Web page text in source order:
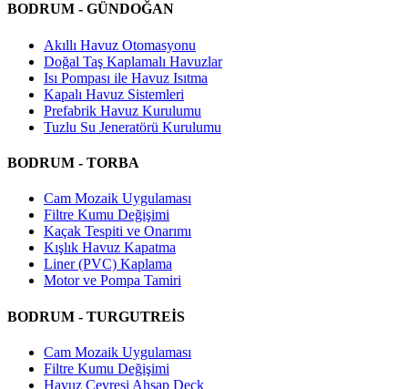
BODRUM - GÜNDOĞAN
Akıllı Havuz Otomasyonu
Doğal Taş Kaplamalı Havuzlar
Isı Pompası ile Havuz Isıtma
Kapalı Havuz Sistemleri
Prefabrik Havuz Kurulumu
Tuzlu Su Jeneratörü Kurulumu
BODRUM - TORBA
Cam Mozaik Uygulaması
Filtre Kumu Değişimi
Kaçak Tespiti ve Onarımı
Kışlık Havuz Kapatma
Liner (PVC) Kaplama
Motor ve Pompa Tamiri
BODRUM - TURGUTREİS
Cam Mozaik Uygulaması
Filtre Kumu Değişimi
Havuz Çevresi Ahşap Deck